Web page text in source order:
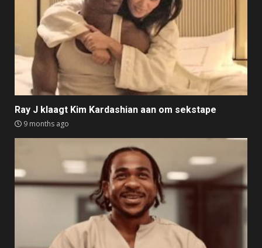
Ray J klaagt Kim Kardashian aan om sekstape
9 months ago